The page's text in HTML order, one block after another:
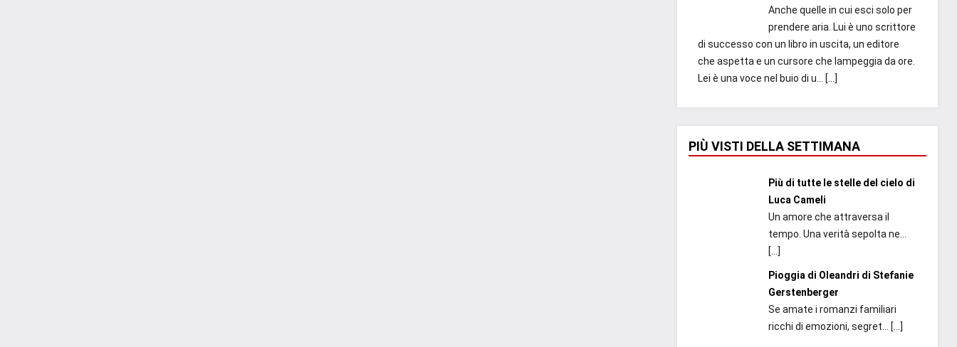
Anche quelle in cui esci solo per
prendere aria. Lui è uno scrittore
di successo con un libro in uscita, un editore
che aspetta e un cursore che lampeggia da ore.
Lei è una voce nel buio di u... […]
PIÙ VISTI DELLA SETTIMANA
Più di tutte le stelle del cielo di
Luca Cameli
Un amore che attraversa il
tempo. Una verità sepolta ne...
[…]
Pioggia di Oleandri di Stefanie
Gerstenberger
Se amate i romanzi familiari
ricchi di emozioni, segret... […]